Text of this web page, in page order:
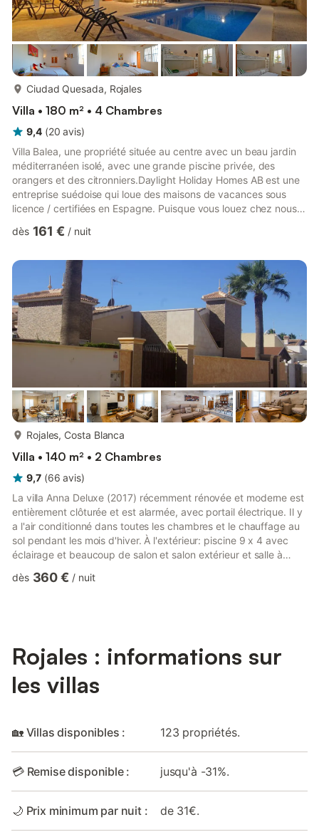
Ciudad Quesada, Rojales
Villa • 180 m² • 4 Chambres
9,4 (20 avis)
Villa Balea, une propriété située au centre avec un beau jardin
méditerranéen isolé, avec une grande piscine privée, des
orangers et des citronniers.Daylight Holiday Homes AB est une
entreprise suédoise qui loue des maisons de vacances sous
licence / certifiées en Espagne. Puisque vous louez chez nous,
protection des consommateurs - une sécurité accrue!Veuillez
maison (recherchez :) villabalea ou sur les réseaux sociaux
(recherchez :) villabaleaVilla Balea est un hébergement ...
dès 161 € / nuit
Rojales, Costa Blanca
Villa • 140 m² • 2 Chambres
9,7 (66 avis)
La villa Anna Deluxe (2017) récemment rénovée et moderne est
entièrement clôturée et est alarmée, avec portail électrique. Il y
a l'air conditionné dans toutes les chambres et le chauffage au
sol pendant les mois d'hiver. À l'extérieur: piscine 9 x 4 avec
éclairage et beaucoup de salon et salon extérieur et salle à
parking pour une voiture. Le vaste terrain a été planté de
dès 360 € / nuit
Rojales : informations sur
les villas
🏡 Villas disponibles : 123 propriétés.
💳 Remise disponible : jusqu'à -31%.
🌙 Prix minimum par nuit : de 31€.